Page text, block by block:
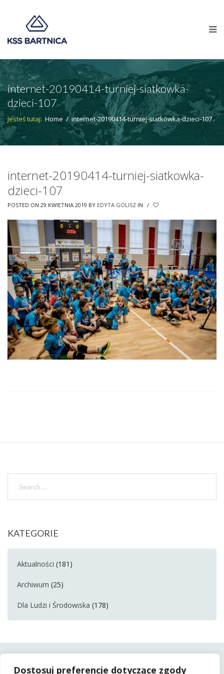
Dostosuj preferencje dotyczące zgody
internet-20190414-turniej-siatkowka-
dzieci-107
Jesteś tutaj: Home / internet-20190414-turniej-siatkowka-dzieci-107
internet-20190414-turniej-siatkowka-
dzieci-107
POSTED ON 29 KWIETNIA 2019 BY EDYTA GOLISZ IN /
KATEGORIE
Aktualności (181)
Archiwum (25)
Dla Ludzi i Środowiska (178)